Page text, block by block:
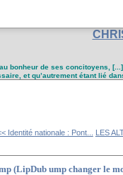
de ses concitoyens,
et qu’autrement étant lié
Identité nationale : Pont... LES
(LipDub ump changer le